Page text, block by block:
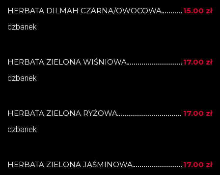
HERBATA DILMAH CZARNA/OWOCOWA
15.00 zł
dzbanek
HERBATA ZIELONA WIŚNIOWA
17.00 zł
dzbanek
HERBATA ZIELONA RYŻOWA
17.00 zł
dzbanek
HERBATA ZIELONA JAŚMINOWA
17.00 zł